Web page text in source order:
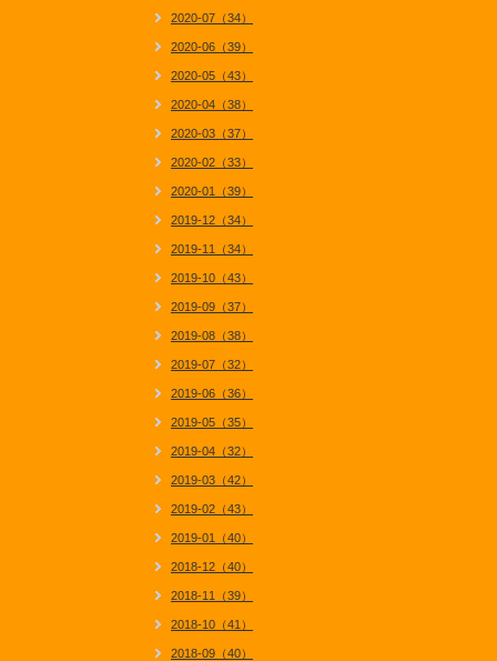
2020-07（34）
2020-06（39）
2020-05（43）
2020-04（38）
2020-03（37）
2020-02（33）
2020-01（39）
2019-12（34）
2019-11（34）
2019-10（43）
2019-09（37）
2019-08（38）
2019-07（32）
2019-06（36）
2019-05（35）
2019-04（32）
2019-03（42）
2019-02（43）
2019-01（40）
2018-12（40）
2018-11（39）
2018-10（41）
2018-09（40）